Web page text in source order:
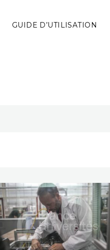
GUIDE D’UTILISATION